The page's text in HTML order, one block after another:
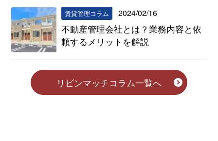
賃貸管理コラム 2024/02/16
不動産管理会社とは？業務内容と依
頼するメリットを解説
リビンマッチコラム一覧へ